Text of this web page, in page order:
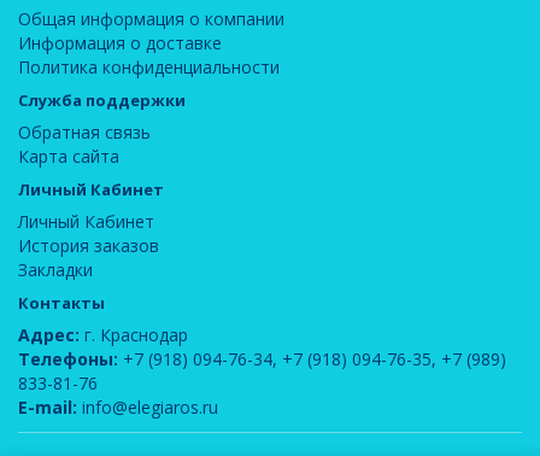
Общая информация о компании
Информация о доставке
Политика конфиденциальности
Служба поддержки
Обратная связь
Карта сайта
Личный Кабинет
Личный Кабинет
История заказов
Закладки
Контакты
Адрес: г. Краснодар
Телефоны: +7 (918) 094-76-34, +7 (918) 094-76-35, +7 (989)
833-81-76
E-mail: info@elegiaros.ru